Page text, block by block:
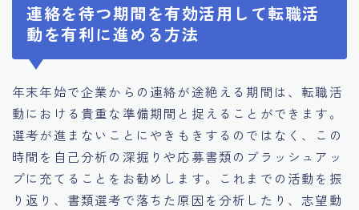
連絡を待つ期間を有効活用して転職活
動を有利に進める方法
年末年始で企業からの連絡が途絶える期間は、転職活
動における貴重な準備期間と捉えることができます。
選考が進まないことにやきもきするのではなく、この
時間を自己分析の深掘りや応募書類のブラッシュアッ
プに充てることをお勧めします。これまでの活動を振
り返り、書類選考で落ちた原因を分析したり、志望動